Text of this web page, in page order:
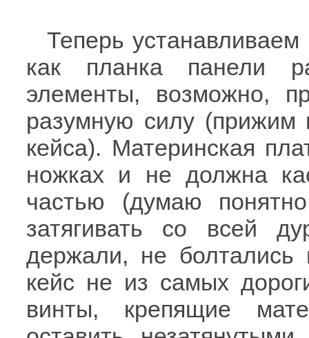
Теперь
как планка панели
элементы, возможно,
разумную силу (прижим
кейса). Материнская
ножках и не должна
частью (думаю
затягивать со всей
держали, не
кейс не из самых
винты, крепящие